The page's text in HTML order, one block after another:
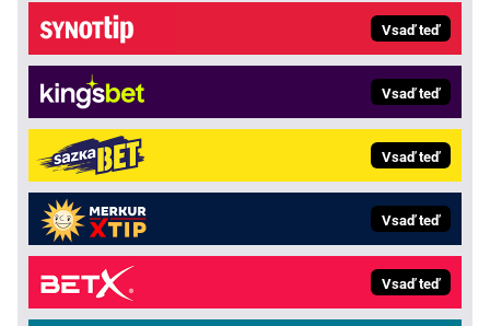
Vsaď teď
Vsaď teď
Vsaď teď
Vsaď teď
Vsaď teď